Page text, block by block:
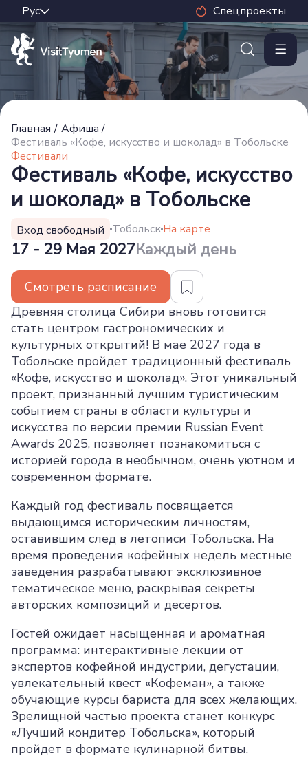
Спецпроекты
Главная / Афиша /
Фестиваль «Кофе, искусство и шоколад» в Тобольске
Фестивали
Фестиваль «Кофе, искусство
и шоколад» в Тобольске
Вход свободный ТобольскНа карте
17 - 29 Мая 2027Каждый день
Смотреть расписание
Древняя столица Сибири вновь готовится
стать центром гастрономических и
культурных открытий! В мае 2027 года в
Тобольске пройдет традиционный фестиваль
«Кофе, искусство и шоколад». Этот уникальный
проект, признанный лучшим туристическим
событием страны в области культуры и
искусства по версии премии Russian Event
Awards 2025, позволяет познакомиться с
историей города в необычном, очень уютном и
современном формате.
Каждый год фестиваль посвящается
выдающимся историческим личностям,
оставившим след в летописи Тобольска. На
время проведения кофейных недель местные
заведения разрабатывают эксклюзивное
тематическое меню, раскрывая секреты
авторских композиций и десертов.
Гостей ожидает насыщенная и ароматная
программа: интерактивные лекции от
экспертов кофейной индустрии, дегустации,
увлекательный квест «Кофеман», а также
обучающие курсы бариста для всех желающих.
Зрелищной частью проекта станет конкурс
«Лучший кондитер Тобольска», который
пройдет в формате кулинарной битвы.